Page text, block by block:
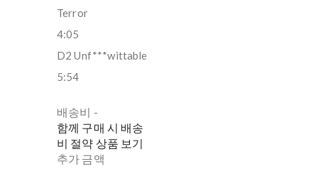
Terror
4:05
D2 Unf***wittable
5:54
배송비 -
함께 구매 시 배송
비 절약 상품 보기
추가 금액